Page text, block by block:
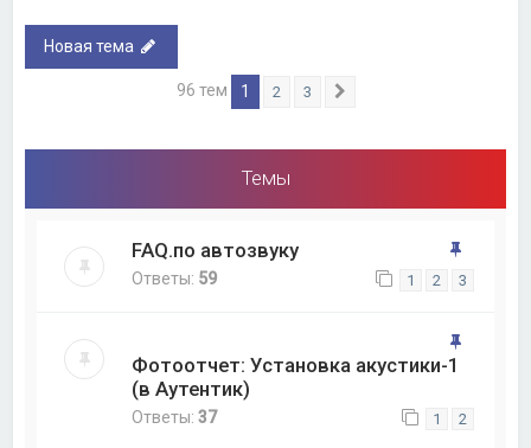
Новая тема
96 тем 1 2 3
Темы
FAQ.по автозвуку
Ответы: 59 1 2 3
Фотоотчет: Установка акустики-1
(в Аутентик)
Ответы:37 1 2